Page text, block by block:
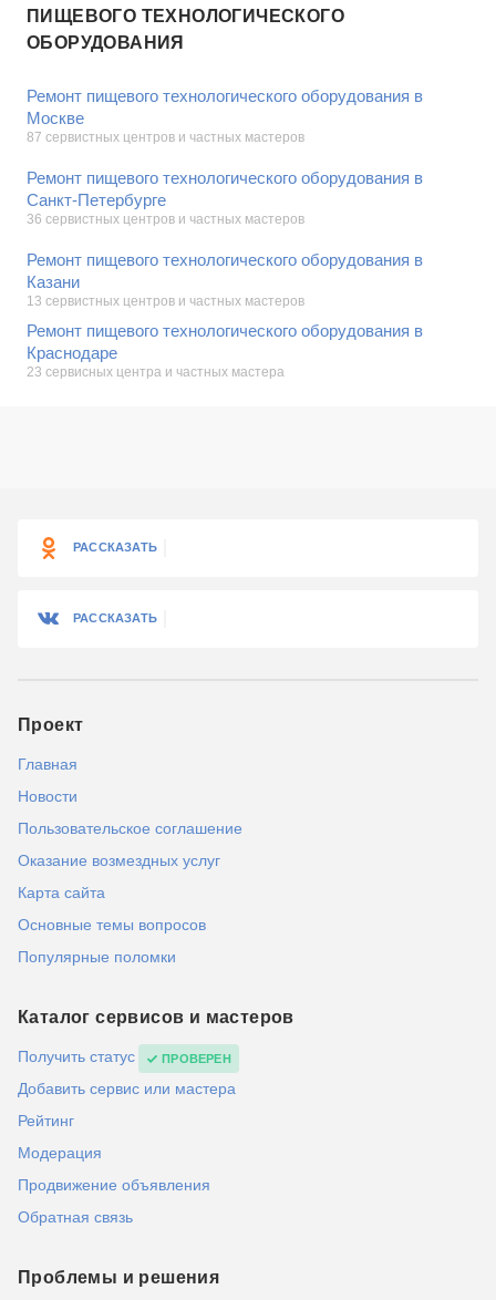
ПИЩЕВОГО ТЕХНОЛОГИЧЕСКОГО
ОБОРУДОВАНИЯ
Ремонт пищевого технологического оборудования в
Москве
87 сервистных центров и частных мастеров
Ремонт пищевого технологического оборудования в
Санкт-Петербурге
36 сервистных центров и частных мастеров
Ремонт пищевого технологического оборудования в
Казани
13 сервистных центров и частных мастеров
Ремонт пищевого технологического оборудования в
Краснодаре
23 сервисных центра и частных мастера
РАССКАЗАТЬ
РАССКАЗАТЬ
Проект
Главная
Новости
Пользовательское соглашение
Оказание возмездных услуг
Карта сайта
Основные темы вопросов
Популярные поломки
Каталог сервисов и мастеров
Получить статус ПРОВЕРЕН
Добавить сервис или мастера
Рейтинг
Модерация
Продвижение объявления
Обратная связь
Проблемы и решения